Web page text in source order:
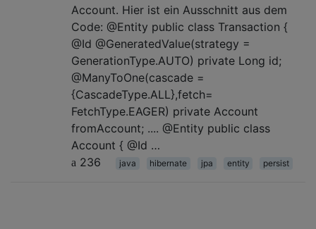
Account. Hier ist ein Ausschnitt aus dem
Code: @Entity public class Transaction {
@Id @GeneratedValue(strategy =
GenerationType.AUTO) private Long id;
@ManyToOne(cascade =
{CascadeType.ALL},fetch=
FetchType.EAGER) private Account
fromAccount; .... @Entity public class
Account { @Id …
236
java hibernate jpa entity persist